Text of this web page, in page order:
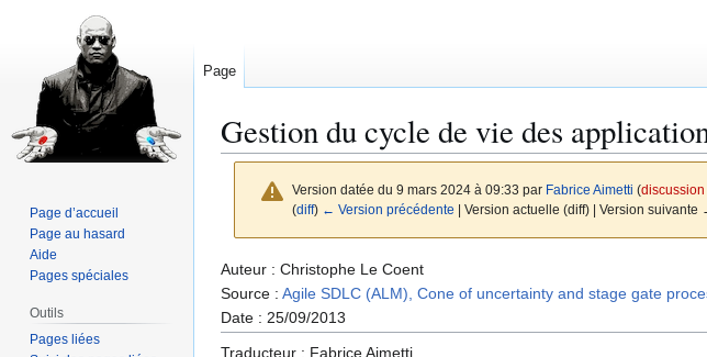
Gestion du cycle de vie des
Version datée du 9 mars 2024 à 09:33 par Fabrice Aimetti (discussion
(diff) ← Version précédente | Version actuelle (diff) | Version suivante
Aller
à
la
Aller
à
la
Auteur : Christophe Le Coent
Source : Agile SDLC (ALM), Cone of uncertainty and stage gate
Date : 25/09/2013
Traducteur : Fabrice Aimetti
Page
Page d’accueil
Page au hasard
Aide
Pages spéciales
Outils
Pages liées